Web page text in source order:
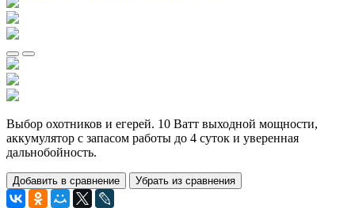
Выбор охотников и егерей. 10 Ватт выходной мощности,
аккумулятор с запасом работы до 4 суток и уверенная
дальнобойность.
Добавить в сравнение Убрать из сравнения